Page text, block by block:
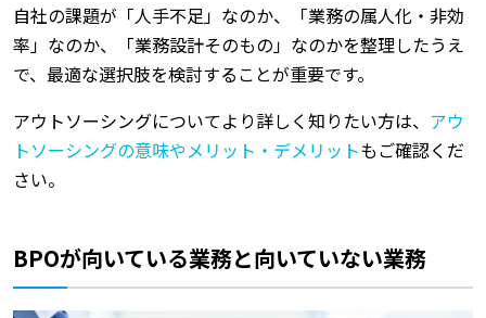
自社の課題が「人手不足」なのか、「業務の属人化・非効
率」なのか、「業務設計そのもの」なのかを整理したうえ
で、最適な選択肢を検討することが重要です。
アウトソーシングについてより詳しく知りたい方は、 アウ
トソーシングの意味やメリット・デメリットもご確認くだ
さい。
BPOが向いている業務と向いていない業務